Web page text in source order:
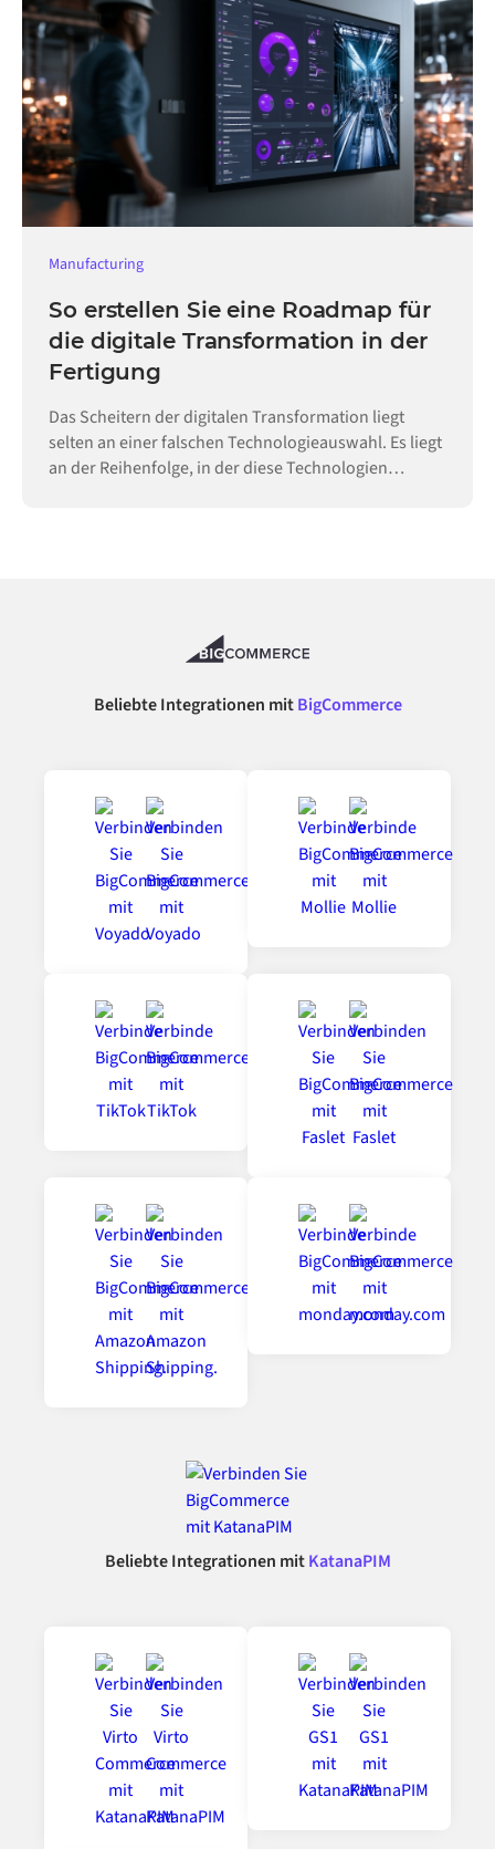
Manufacturing
So erstellen Sie eine Roadmap für
die digitale Transformation in der
Fertigung
Das Scheitern der digitalen Transformation liegt
selten an einer falschen Technologieauswahl. Es liegt
an der Reihenfolge, in der diese Technologien
Beliebte Integrationen mitBigCommerce
Beliebte Integrationen mitKatanaPIM